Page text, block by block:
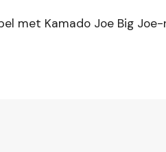
met Kamado Joe Big